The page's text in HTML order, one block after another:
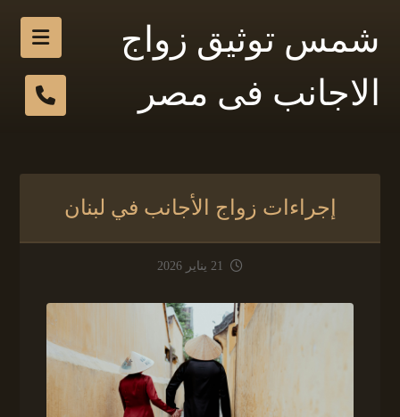
شمس توثيق زواج
الاجانب فى مصر
إجراءات زواج الأجانب في لبنان
21 يناير 2026